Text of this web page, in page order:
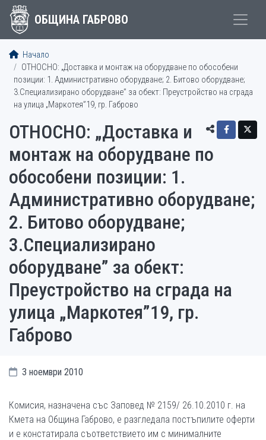
ОБЩИНА ГАБРОВО
Начало
ОТНОСНО: „Доставка и монтаж на оборудване по обособени
позиции: 1. Административно оборудване; 2. Битово оборудване;
3.Специализирано оборудване” за обект: Преустройство на сграда
на улица „Маркотея”19, гр. Габрово
ОТНОСНО: „Доставка и
монтаж на оборудване по
обособени позиции: 1.
Административно оборудване;
2. Битово оборудване;
3.Специализирано
оборудване” за обект:
Преустройство на сграда на
улица „Маркотея”19, гр.
Габрово
3 ноември 2010
Комисия, назначена със Заповед № 2159/ 26.10.2010 г. на
Кмета на Община Габрово, е разгледала постъпилите оферти
и е констатирала съответствието им с минималните